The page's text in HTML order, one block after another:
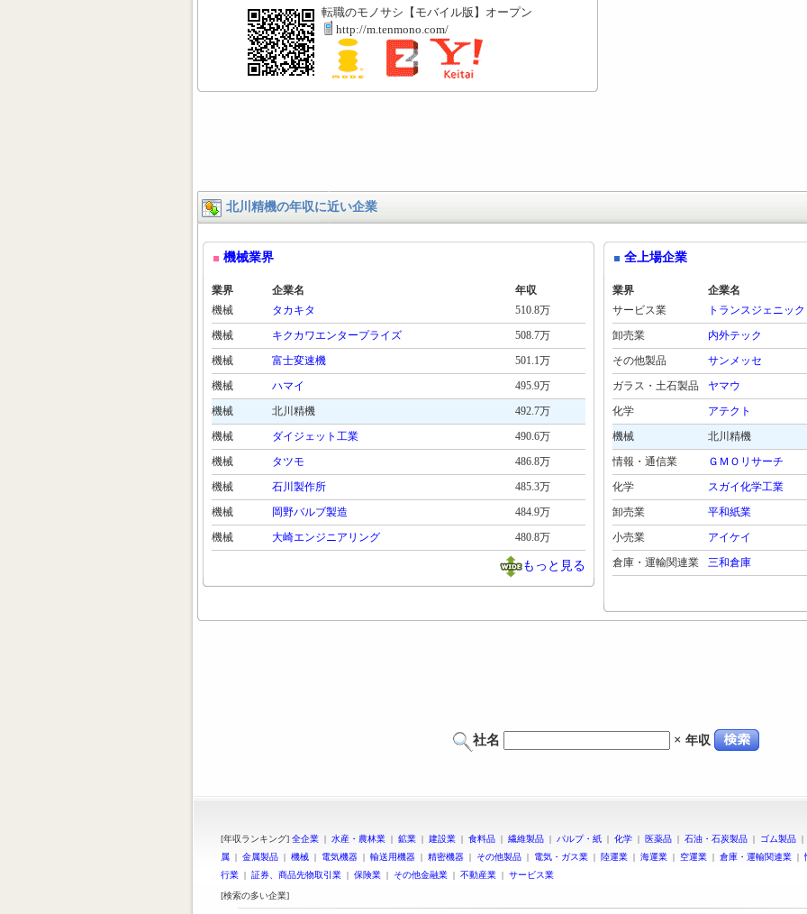
転職のモノサシ【モバイル版】オープン
http://m.tenmono.com/
北川精機の年収に近い企業
機械業界
業界 企業名
年収
機械
タカキタ
510.8万
機械
キクカワエンタープライズ
508.7万
機械
富士変速機
501.1万
機械
ハマイ
495.9万
機械
北川精機
492.7万
機械
ダイジェット工業
490.6万
機械
タツモ
486.8万
機械
石川製作所
485.3万
機械
岡野バルブ製造
484.9万
機械
大崎エンジニアリング 480.8万
もっと見る
全上場企業
業界
企業名
サービス業
トランスジェニック
卸売業
内外テック
その他製品
サンメッセ
ガラス・土石製品
ヤマウ
化学
アテクト
機械
北川精機
情報・通信業
ＧＭＯリサーチ
化学
スガイ化学工業
卸売業
平和紙業
小売業
アイケイ
倉庫・運輸関連業
三和倉庫
社名 × 年収
[年収ランキング] 全企業 | 水産・農林業 | 鉱業 | 建設業 | 食料品 | 繊維製品 | パルプ・紙 | 化学 | 医薬品 | 石油・石炭製品 | ゴム製品
属 | 金属製品 | 機械 | 電気機器 | 輸送用機器 | 精密機器 | その他製品 | 電気・ガス業 | 陸運業 | 海運業 | 空運業 | 倉庫・運輸関連業 |
行業 | 証券、商品先物取引業 | 保険業 | その他金融業 | 不動産業 | サービス業
[検索の多い企業]